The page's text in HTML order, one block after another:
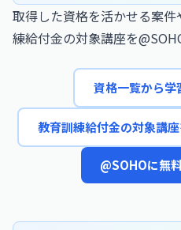
取得した資格を活かせる案
練給付金の対象講座を
資格一覧から学
教育訓練給付金の対象講
@SOHOに無